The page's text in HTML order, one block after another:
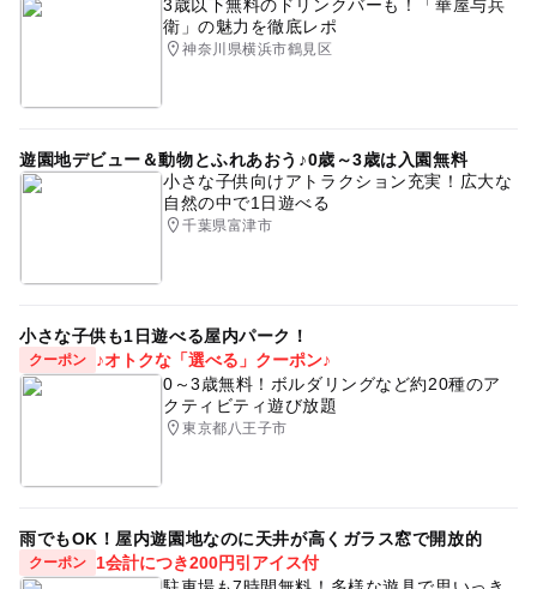
3歳以下無料のドリンクバーも！「華屋与兵
衛」の魅力を徹底レポ
神奈川県横浜市鶴見区
遊園地デビュー＆動物とふれあおう♪0歳～3歳は入園無料
小さな子供向けアトラクション充実！広大な
自然の中で1日遊べる
千葉県富津市
小さな子供も1日遊べる屋内パーク！
クーポン
♪オトクな「選べる」クーポン♪
0～3歳無料！ボルダリングなど約20種のア
クティビティ遊び放題
東京都八王子市
雨でもOK！屋内遊園地なのに天井が高くガラス窓で開放的
クーポン
1会計につき200円引アイス付